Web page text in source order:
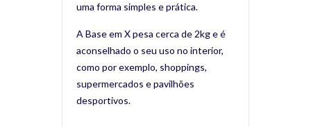
uma forma simples e prática.
A Base em X pesa cerca de 2kg e é
aconselhado o seu uso no interior,
como por exemplo, shoppings,
supermercados e pavilhões
desportivos.